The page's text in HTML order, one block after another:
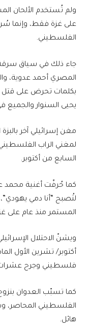
ولم تُستخدم الألحان
على غزة فقط، وإنما
الفلسطيني.
جاء ذلك في سياق سرقة
المصري أحمد عدوية،
بكلمات تحرض على
يحيى السنوار والجميع
مغن إسرائيلي آخر
لمغني الراب
السابع من أكتوبر.
كما حُرفّت أغنية محمد
لتُصبح “أنا دمي
المستمر منذ عام على
ويشنّ الاحتلال
فلسطيني وجرح عشرات
كما تسبّب العدوان
الفلسطيني المحاصر،
هائل.